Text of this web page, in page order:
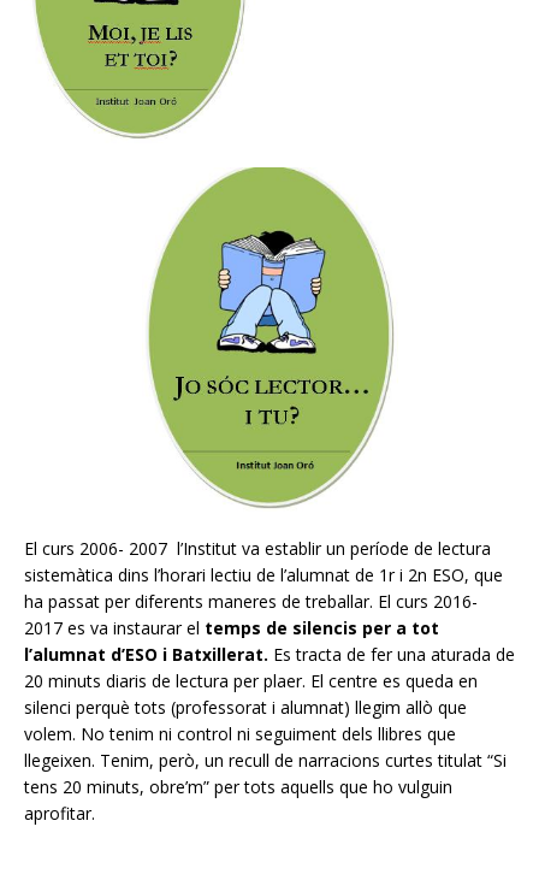
El curs 2006- 2007 l’Institut va establir un període de lectura
sistemàtica dins l’horari lectiu de l’alumnat de 1r i 2n ESO, que
ha passat per diferents maneres de treballar. El curs 2016-
2017 es va instaurar el temps de silencis per a tot
l’alumnat d’ESO i Batxillerat. Es tracta de fer una aturada de
20 minuts diaris de lectura per plaer. El centre es queda en
silenci perquè tots (professorat i alumnat) llegim allò que
volem. No tenim ni control ni seguiment dels llibres que
llegeixen. Tenim, però, un recull de narracions curtes titulat “Si
tens 20 minuts, obre’m” per tots aquells que ho vulguin
aprofitar.